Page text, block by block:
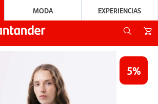
MODA EXPERIENCIAS
5